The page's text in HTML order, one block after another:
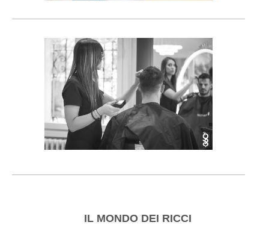
IL MONDO DEI RICCI